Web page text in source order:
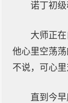
诺丁初级
大师正
他心里空荡
不说，可心
直到今